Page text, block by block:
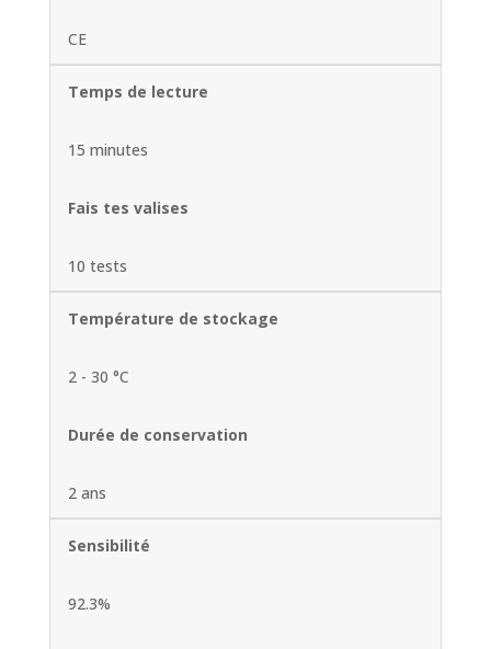
CE
Temps de lecture
15 minutes
Fais tes valises
10 tests
Température de stockage
2 - 30 °C
Durée de conservation
2 ans
Sensibilité
92.3%